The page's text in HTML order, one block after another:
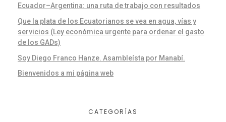
Ecuador–Argentina: una ruta de trabajo con resultados
Que la plata de los Ecuatorianos se vea en agua, vías y
servicios (Ley económica urgente para ordenar el gasto
de los GADs)
Soy Diego Franco Hanze. Asambleísta por Manabí.
Bienvenidos a mi página web
CATEGORÍAS